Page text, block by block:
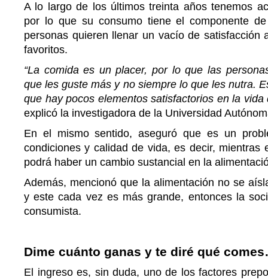
A lo largo de los últimos treinta años tenemos
por lo que su consumo tiene el componente
personas quieren llenar un vacío de satisfacción
favoritos.
“La comida es un placer, por lo que las
que les guste más y no siempre lo que les nutra.
que hay pocos elementos satisfactorios en la vida
explicó la investigadora de la Universidad
En el mismo sentido, aseguró que es un
condiciones y calidad de vida, es decir, mientras
podrá haber un cambio sustancial en la
Además, mencionó que la alimentación no se
y este cada vez es más grande, entonces la
consumista.
Dime cuánto ganas y te diré qué
El ingreso es, sin duda, uno de los factores